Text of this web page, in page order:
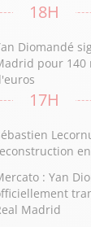
18H
Diomandé
pour 140
17H
: Yan
Madrid